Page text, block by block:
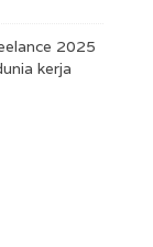
2025
kerja